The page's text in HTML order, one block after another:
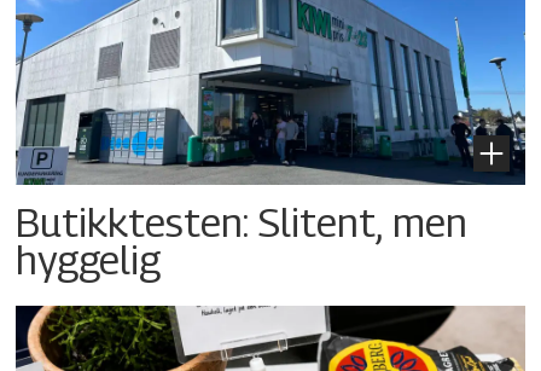
Butikktesten: Slitent, men
hyggelig